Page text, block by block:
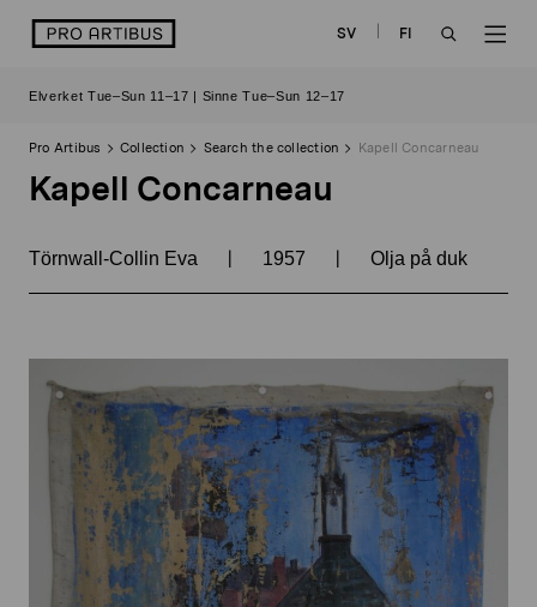
logo SV
FI
Elverket Tue–Sun 11–17 | Sinne Tue–Sun 12–17
Pro Artibus Collection Search the collection Kapell Concarneau
Kapell Concarneau
Törnwall-Collin Eva | 1957 | Olja på duk